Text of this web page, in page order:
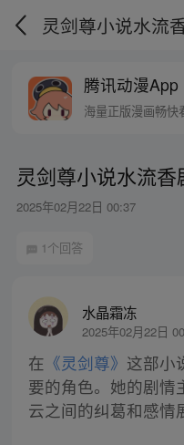
灵剑尊小说水流
腾讯动漫App
海量正版漫画畅快
灵剑尊小说水流香
2025年02月22日 00:37
1个回答
水晶霜冻
2025年02月22日
在 《灵剑尊》 这部小
要的角色。她的剧情
云之间的纠葛和感情